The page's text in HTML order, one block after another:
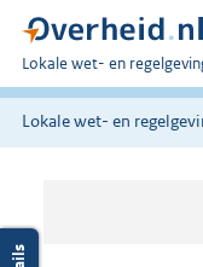
U
bent
hier:
Lokale wet- en
Lokale wet- en